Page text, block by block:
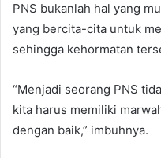
PNS bukanlah hal yang
yang bercita-cita untuk
sehingga kehormatan
“Menjadi seorang PNS
kita harus memiliki
dengan baik,” imbuhnya.